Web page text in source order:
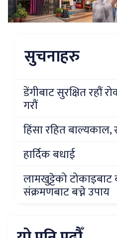
सुचनाहरु
डेंगीबाट सुरक्षित रहौं
गरौं
हिंसा रहित
हार्दिक बधाई
लामखुट्टेको टोकाइबाट
संक्रमणबाट बच्ने उपाय